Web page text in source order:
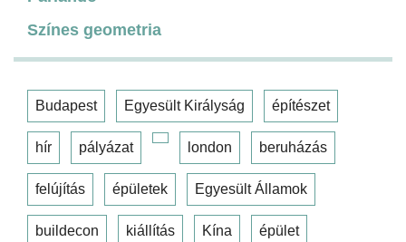
Színes geometria
Budapest Egyesült Királyság építészet
hír pályázat london beruházás
felújítás épületek Egyesült Államok
buildecon kiállítás Kína épület